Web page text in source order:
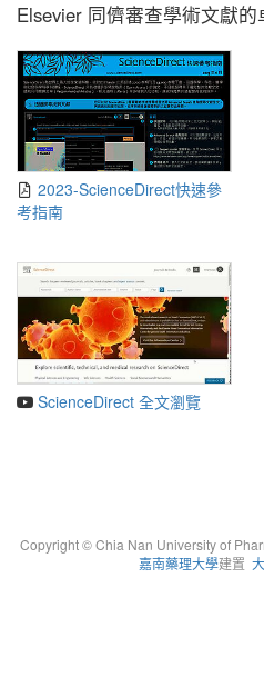
Elsevier 同儕審查學術文獻的
2023-ScienceDirect快速參
考指南
ScienceDirect 全文瀏覽
Copyright © Chia Nan University of
嘉南藥理大學建置